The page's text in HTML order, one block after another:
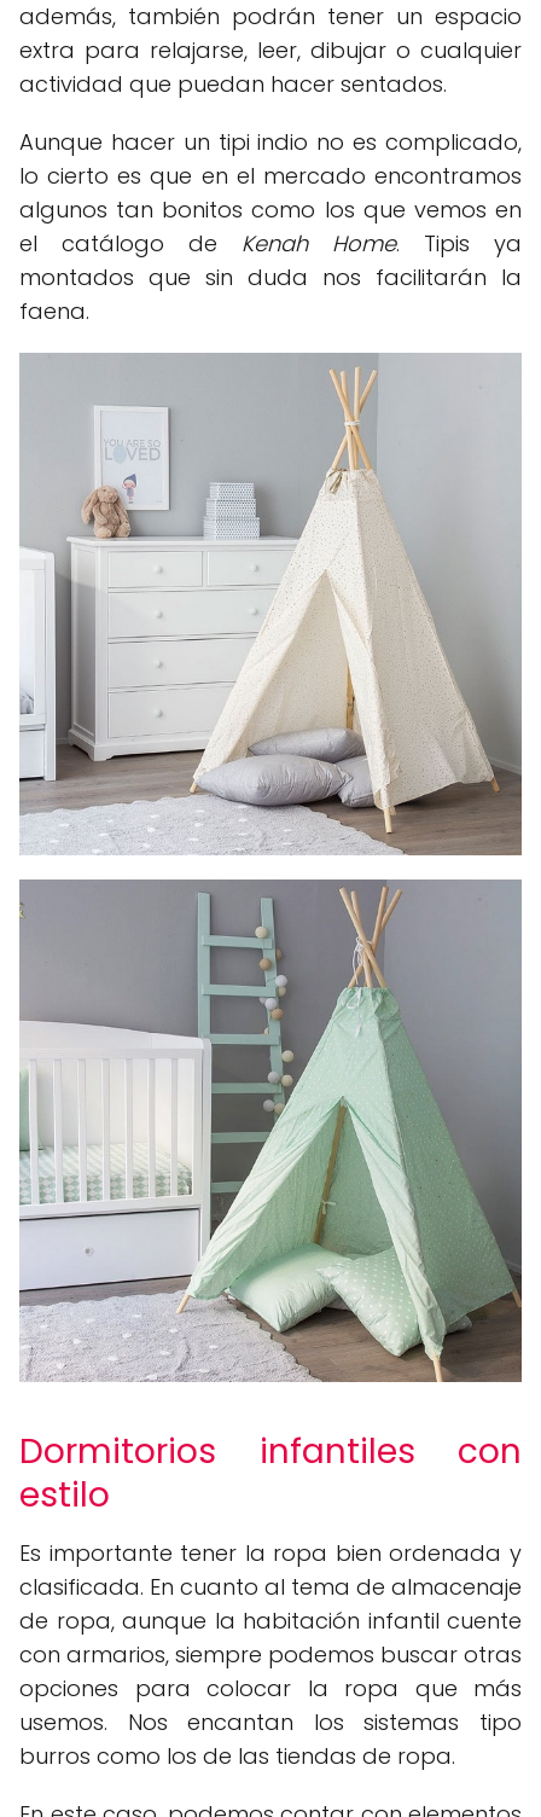
además, también podrán tener un espacio
extra para relajarse, leer, dibujar o cualquier
actividad que puedan hacer sentados.
Aunque hacer un tipi indio no es complicado,
lo cierto es que en el mercado encontramos
algunos tan bonitos como los que vemos en
el catálogo de Kenah Home. Tipis ya
montados que sin duda nos facilitarán la
faena.
Dormitorios infantiles con
estilo
Es importante tener la ropa bien ordenada y
clasificada. En cuanto al tema de almacenaje
de ropa, aunque la habitación infantil cuente
con armarios, siempre podemos buscar otras
opciones para colocar la ropa que más
usemos. Nos encantan los sistemas tipo
burros como los de las tiendas de ropa.